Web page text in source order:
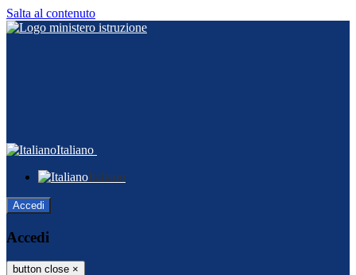
Salta al contenuto
Italiano
Italiano
Accedi
Accedi
button close ×